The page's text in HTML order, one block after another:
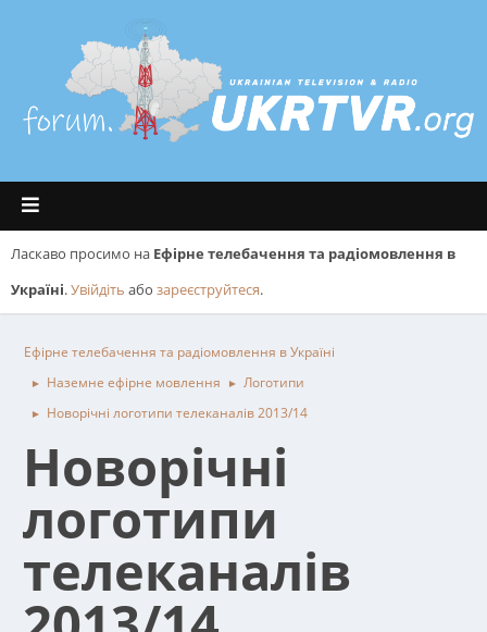
Ласкаво просимо на Ефірне телебачення та радіомовлення в
Україні.Увійдіть або зареєструйтеся.
Ефірне телебачення та радіомовлення в Україні
► Наземне ефірне мовлення ► Логотипи
► Новорічні логотипи телеканалів 2013/14
Новорічні
логотипи
телеканалів